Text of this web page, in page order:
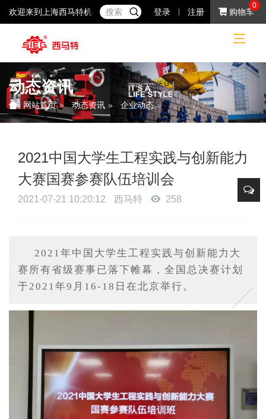
欢迎来到上海西马特机械制造有限公司！37年专注于小机床产品的研
登录 注册 购物车
0
动态资讯
网站首页 动态资讯 企业动态
2021中国大学生工程实践与创新能力
大赛国赛参赛队伍培训会
2021-07-21 10:20:12 西马特 258
2021年中国大学生工程实践与创新能力大
赛所有省级赛事已落下帷幕，全国总决赛计划
于2021年9月16-18日在北京举行。